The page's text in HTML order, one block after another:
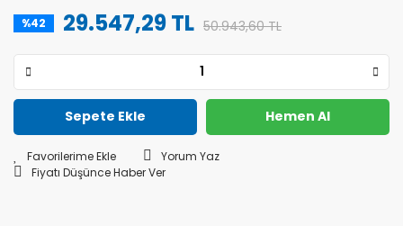
%42 29.547,29 TL 50.943,60 TL
Sepete Ekle Hemen Al
Yorum Yaz
Fiyatı Düşünce Haber Ver